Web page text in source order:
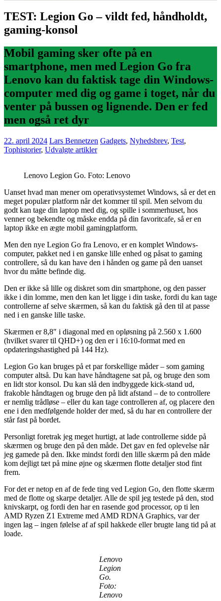
TEST: Legion Go – vildt fed, håndholdt,
gaming-konsol
Mobil gaming sker ofte på en
smartphone, men med Legion Go fra
Lenovo kan du faktisk tage din Windows-
computer med dig og game i toget, når du
venter på bussen og lignende. Den er fed
men også ret dyr
22. april 2024 Lars Bennetzen Gadgets, Nyhedsbrev, Test,
Tophistorier, Udvalgte artikler
Lenovo Legion Go. Foto: Lenovo
Uanset hvad man mener om operativsystemet Windows, så er det en
meget populær platform når det kommer til spil. Men selvom du
godt kan tage din laptop med dig, og spille i sommerhuset, hos
venner og bekendte og måske endda på din favoritcafe, så er en
laptop ikke en ægte mobil gamingplatform.
Men den nye Legion Go fra Lenovo, er en komplet Windows-
computer, pakket ned i en ganske lille enhed og påsat to gaming
controllere, så du kan have den i hånden og game på den uanset
hvor du måtte befinde dig.
Den er ikke så lille og diskret som din smartphone, og den passer
ikke i din lomme, men den kan let ligge i din taske, fordi du kan tage
controllerne af selve skærmen, så kan du faktisk gå den til at passe
ned i en ganske lille taske.
Skærmen er 8,8″ i diagonal med en opløsning på 2.560 x 1.600
(hvilket svarer til QHD+) og den er i 16:10-format med en
opdateringshastighed på 144 Hz).
Legion Go kan bruges på et par forskellige måder – som gaming
computer altså. Du kan have håndtagene sat på, og bruge den som
en lidt stor konsol. Du kan slå den indbyggede kick-stand ud,
frakoble håndtagen og bruge den på lidt afstand – de to controllere
er nemlig trådløse – eller du kan tage controlleren af, og placere den
ene i den medfølgende holder der med, så du har en controllere der
står fast på bordet.
Personligt foretrak jeg meget hurtigt, at lade controllerne sidde på
skærmen og bruge den på den måde. Det gav en fed oplevelse når
jeg gamede på den. Ikke mindst fordi den lille skærm på den måde
kom dejligt tæt på mine øjne og skærmen flotte detaljer stod fint
frem.
For det er netop en af de fede ting ved Legion Go, den flotte skærm
med de flotte og skarpe detaljer. Alle de spil jeg testede på den, stod
knivskarpt, og fordi den har en rasende god processor, op ti len
AMD Ryzen Z1 Extreme med AMD RDNA Graphics, var der
ingen lag – ingen følelse af af spil hakkede eller brugte lang tid på at
loade.
Lenovo
Legion
Go.
Foto:
Lenovo